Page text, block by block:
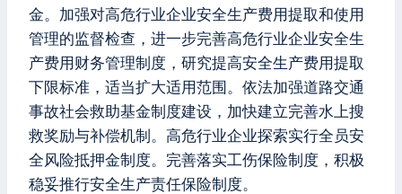
金。加强对高危行业企业安全生产费用提取和使用
管理的监督检查，进一步完善高危行业企业安全生
产费用财务管理制度，研究提高安全生产费用提取
下限标准，适当扩大适用范围。依法加强道路交通
事故社会救助基金制度建设，加快建立完善水上搜
救奖励与补偿机制。高危行业企业探索实行全员安
全风险抵押金制度。完善落实工伤保险制度，积极
稳妥推行安全生产责任保险制度。